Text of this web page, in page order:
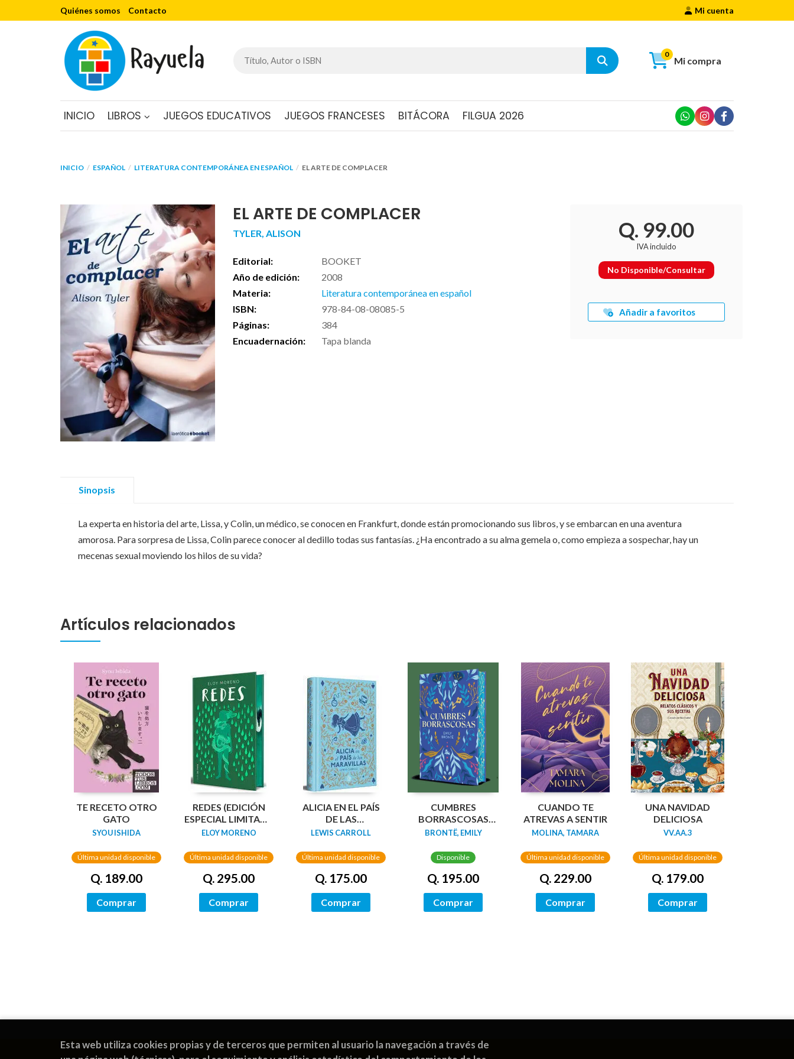
Quiénes somos Contacto Mi cuenta
Mi compra
0
INICIO LIBROS JUEGOS EDUCATIVOS JUEGOS FRANCESES BITÁCORA FILGUA 2026
INICIO ESPAÑOL LITERATURA CONTEMPORÁNEA EN ESPAÑOL EL ARTE DE COMPLACER
EL ARTE DE COMPLACER
TYLER, ALISON
Editorial:
BOOKET
Año de edición:
2008
Materia:
Literatura contemporánea en español
ISBN:
978-84-08-08085-5
Páginas:
384
Encuadernación:
Tapa blanda
Q. 99.00
IVA incluido
No Disponible/Consultar
Añadir a favoritos
Sinopsis
La experta en historia del arte, Lissa, y Colin, un médico, se conocen en Frankfurt, donde están promocionando sus libros, y se embarcan en una aventura
amorosa. Para sorpresa de Lissa, Colin parece conocer al dedillo todas sus fantasías. ¿Ha encontrado a su alma gemela o, como empieza a sospechar, hay un
mecenas sexual moviendo los hilos de su vida?
Artículos relacionados
TE RECETO OTRO
GATO
SYOU ISHIDA
Última unidad disponible
Q. 189.00
Comprar
REDES (EDICIÓN
ESPECIAL LIMITADA
GUARDAS
NETWORKS
ELOY MORENO
Última unidad disponible
Q. 295.00
Comprar
ALICIA EN EL PAÍS
DE LAS
MARAVILLAS
CON CANTOS
PINTADOS)
LEWIS CARROLL
Última unidad disponible
Q. 175.00
Comprar
CUMBRES
BORRASCOSAS
(EDICION LIMITADA
TINTADOS)
BRONTË, EMILY
Disponible
Q. 195.00
Comprar
CUANDO TE
ATREVAS A SENTIR
MOLINA, TAMARA
Última unidad disponible
Q. 229.00
Comprar
UNA NAVIDAD
DELICIOSA
VV.AA.3
Última unidad disponible
Q. 179.00
Comprar
Esta web utiliza cookies propias y de terceros que permiten al usuario la navegación a través de